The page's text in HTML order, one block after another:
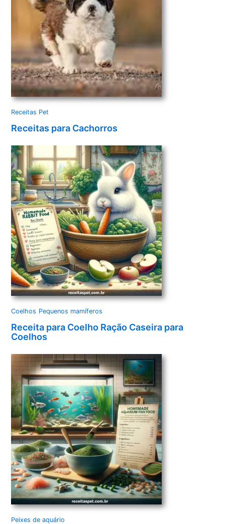
Receitas Pet
Receitas para Cachorros
Coelhos Pequenos mamíferos
Receita para Coelho Ração Caseira para
Coelhos
Peixes de aquário